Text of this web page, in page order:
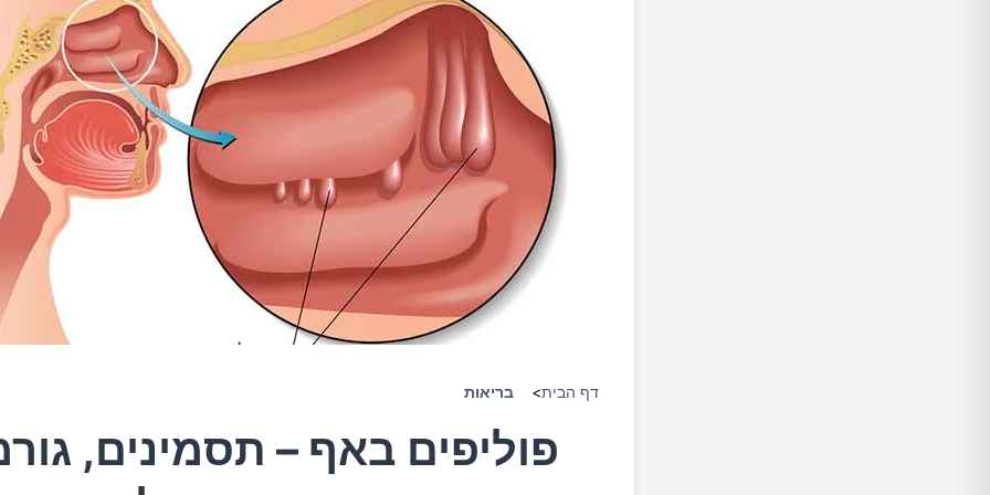
דף הבית> בריאות
פוליפים באף – תסמינים,